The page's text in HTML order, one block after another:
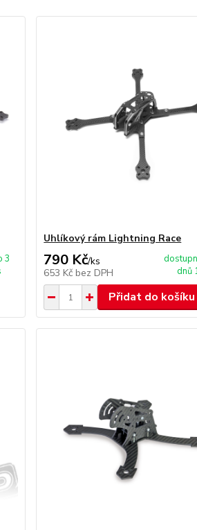
3
Uhlíkový rám Lightning Race
790 Kč/ks
653 Kč bez DPH
dnů
Přidat do košíku